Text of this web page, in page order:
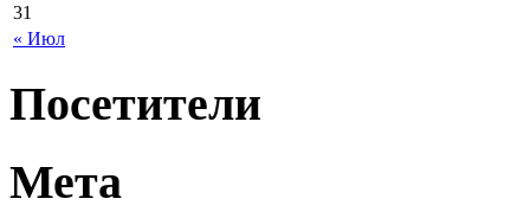
« Июл
31
Посетители
Мета